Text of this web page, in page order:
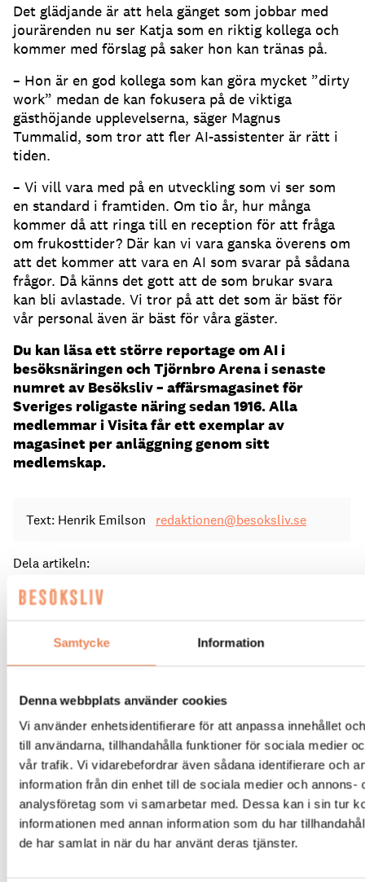
Samtycke Information
Denna webbplats använder cookies
Vi använder enhetsidentifierare för att anpassa innehållet
till användarna, tillhandahålla funktioner för sociala medier
vår trafik. Vi vidarebefordrar även sådana identifierare och
information från din enhet till de sociala medier och annons-
analysföretag som vi samarbetar med. Dessa kan i sin tur
informationen med annan information som du har
de har samlat in när du har använt deras tjänster.
Det glädjande är att hela gänget som jobbar med
jourärenden nu ser Katja som en riktig kollega och
kommer med förslag på saker hon kan tränas på.
– Hon är en god kollega som kan göra mycket ”dirty
work” medan de kan fokusera på de viktiga
gästhöjande upplevelserna, säger Magnus
Tummalid, som tror att fler AI-assistenter är rätt i
tiden.
– Vi vill vara med på en utveckling som vi ser som
en standard i framtiden. Om tio år, hur många
kommer då att ringa till en reception för att fråga
om frukosttider? Där kan vi vara ganska överens om
att det kommer att vara en AI som svarar på sådana
frågor. Då känns det gott att de som brukar svara
kan bli avlastade. Vi tror på att det som är bäst för
vår personal även är bäst för våra gäster.
Du kan läsa ett större reportage om AI i
besöksnäringen och Tjörnbro Arena i senaste
numret av Besöksliv – affärsmagasinet för
Sveriges roligaste näring sedan 1916. Alla
medlemmar i Visita får ett exemplar av
magasinet per anläggning genom sitt
medlemskap.
Text: Henrik Emilson redaktionen@besoksliv.se
Dela artikeln:
TJÖRNBRO ARENA
Ligger i Myggenäs på ön Tjörn i Bohuslän.
Erbjuder hotellägenheter i tre kategorier liksom
ställplatser för husbil och husvagn.
Rymmer även restaurang, utomhustrampolinpark,
träningsområden, uthyrning för cykel och vattensport